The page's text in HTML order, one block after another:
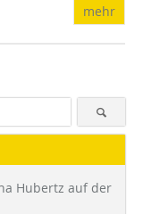
mehr
Hubertz auf der